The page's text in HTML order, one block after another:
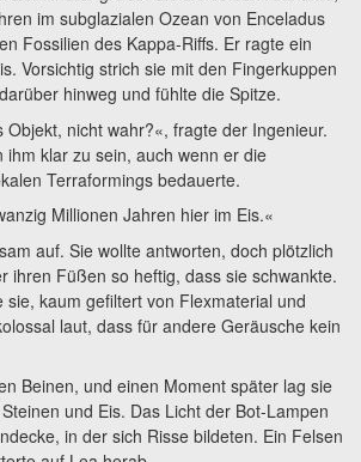
im subglazialen Ozean von Enceladus
Fossilien des Kappa-Riffs. Er ragte ein
Vorsichtig strich sie mit den Fingerkuppen
hinweg und fühlte die Spitze.
Objekt, nicht wahr?«, fragte der Ingenieur.
ihm klar zu sein, auch wenn er die
Terraformings bedauerte.
Millionen Jahren hier im Eis.«
auf. Sie wollte antworten, doch plötzlich
ihren Füßen so heftig, dass sie schwankte.
sie, kaum gefiltert von Flexmaterial und
laut, dass für andere Geräusche kein
Beinen, und einen Moment später lag sie
und Eis. Das Licht der Bot-Lampen
in der sich Risse bildeten. Ein Felsen